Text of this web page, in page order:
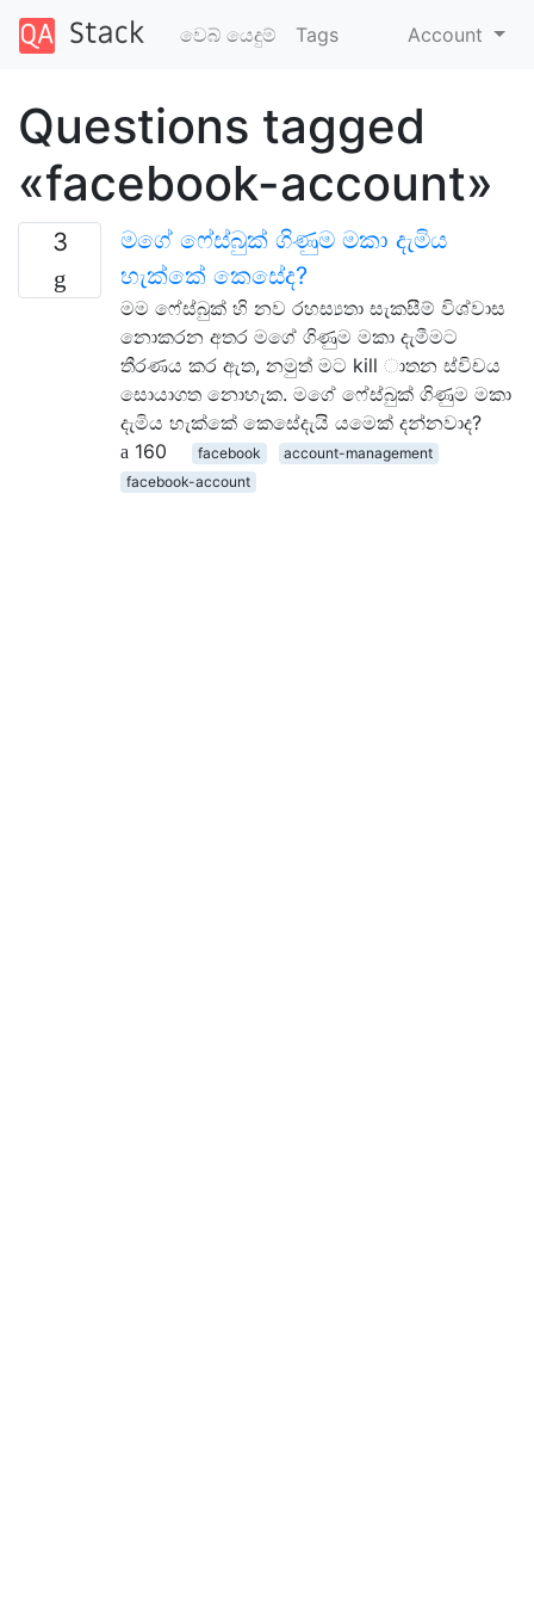
වෙබ් යෙදුම් Tags Account
Questions tagged
«facebook-account»
3
මගේ ෆේස්බුක් ගිණුම මකා දැමිය
හැක්කේ කෙසේද?
මම ෆේස්බුක් හි නව රහස්‍යතා සැකසීම් විශ්වාස
නොකරන අතර මගේ ගිණුම මකා දැමීමට
තීරණය කර ඇත, නමුත් මට kill ාතන ස්විචය
සොයාගත නොහැක. මගේ ෆේස්බුක් ගිණුම මකා
දැමිය හැක්කේ කෙසේදැයි යමෙක් දන්නවාද?
160
facebook
account-management
facebook-account